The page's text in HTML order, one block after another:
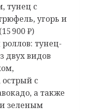
тунец с
угорь и
900 ₽)
тунец-
двух видов
с
а также
зеленым